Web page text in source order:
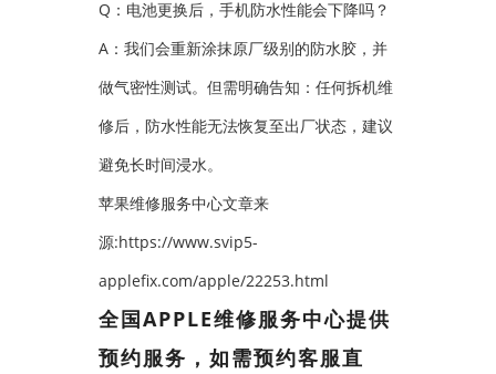
Q：电池更换后，手机防水性能会下降吗？
A：我们会重新涂抹原厂级别的防水胶，并
做气密性测试。但需明确告知：任何拆机维
修后，防水性能无法恢复至出厂状态，建议
避免长时间浸水。
苹果维修服务中心文章来
源:https://www.svip5-
applefix.com/apple/22253.html
全国APPLE维修服务中心提供
预约服务，如需预约客服直